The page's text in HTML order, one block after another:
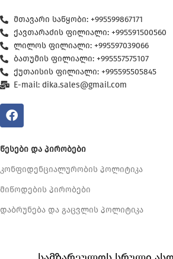
მთავარი საწყობი: +995599867171
ქავთარაძის ფილიალი: +995591500560
ლილოს ფილიალი: +995597039066
ბათუმის ფილიალი: +995557575107
ქუთაისის ფილიალი: +995595505845
E-mail: dika.sales@gmail.com
ᲬᲔᲡᲔᲑᲘ ᲓᲐ ᲞᲘᲠᲝᲑᲔᲑᲘ
კონფიდენციალურობის პოლიტიკა
მიწოდების პირობები
დაბრუნება და გაცვლის პოლიტიკა